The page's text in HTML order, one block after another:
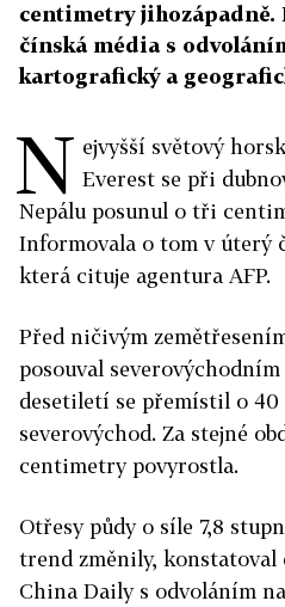
centimetry jihozápadně.
čínská média s
kartografický a
N ejvyšší světový
Everest se při
Nepálu posunul o tři
Informovala o tom v úterý
která cituje agentura AFP.
Před ničivým
posouval
desetiletí se přemístil o
severovýchod. Za stejné
centimetry povyrostla.
Otřesy půdy o síle 7,8
trend změnily,
China Daily s odvoláním